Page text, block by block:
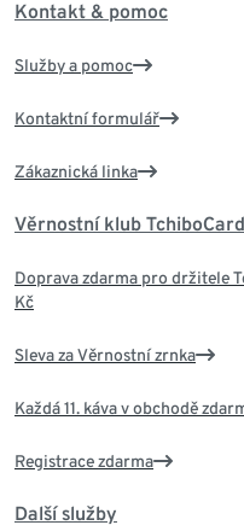
Kontakt & pomoc
Služby a pomoc
Kontaktní formulář
Zákaznická linka
Věrnostní klub TchiboCard
Doprava zdarma pro držitele
Kč
Sleva za Věrnostní zrnka
Každá 11. káva v obchodě
Registrace zdarma
Další služby